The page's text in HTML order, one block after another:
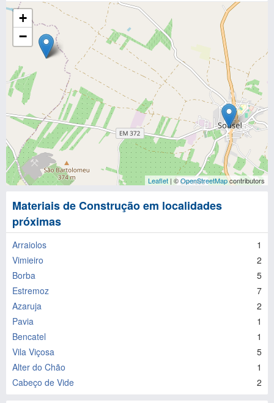
+
−
Leaflet | ©OpenStreetMapcontributors
Materiais de Construção em localidades
próximas
Arraiolos
1
Vimieiro
2
Borba
5
Estremoz
7
Azaruja
2
Pavia
1
Bencatel
1
Vila Viçosa
5
Alter do Chão
1
Cabeço de Vide
2